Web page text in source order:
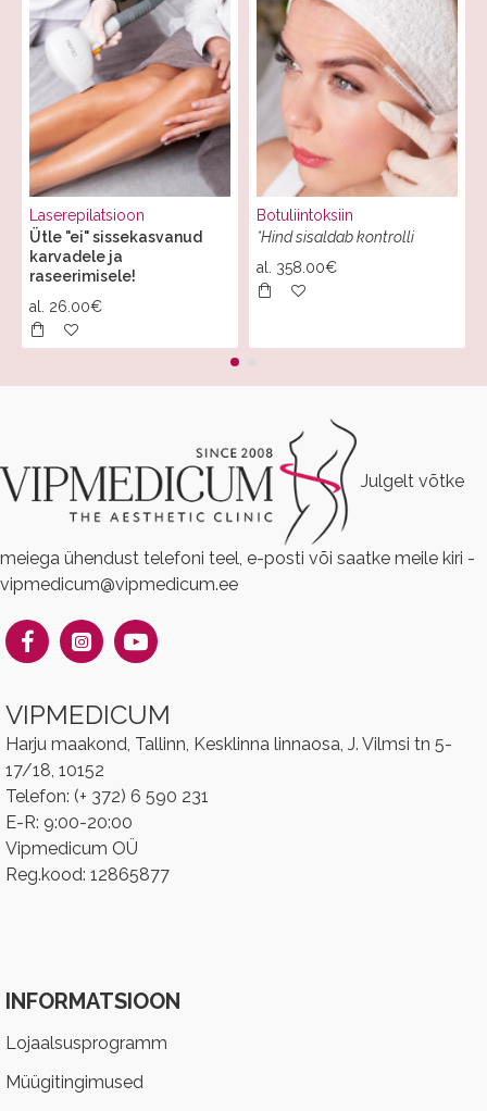
Laserepilatsioon
Ütle "ei" sissekasvanud
karvadele ja
raseerimisele!
al. 26.00€
Botuliintoksiin
*Hind sisaldab kontrolli
al. 358.00€
Julgelt võtke
meiega ühendust telefoni teel, e-posti või saatke meile kiri -
vipmedicum@vipmedicum.ee
VIPMEDICUM
Harju maakond, Tallinn, Kesklinna linnaosa, J. Vilmsi tn 5-
17/18, 10152
Telefon: (+ 372) 6 590 231
E-R: 9:00-20:00
Vipmedicum OÜ
Reg.kood: 12865877
INFORMATSIOON
Lojaalsusprogramm
Müügitingimused